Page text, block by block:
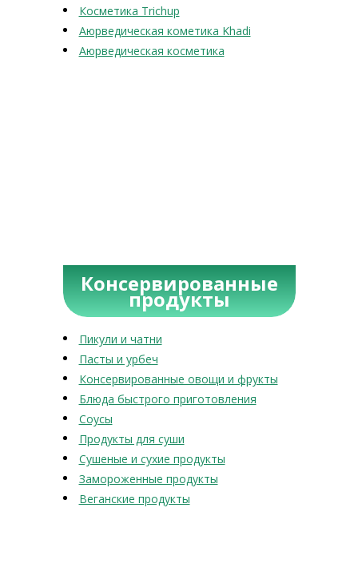
Косметика Trichup
Аюрведическая кометика Khadi
Аюрведическая косметика
Консервированные
продукты
Пикули и чатни
Пасты и урбеч
Консервированные овощи и фрукты
Блюда быстрого приготовления
Соусы
Продукты для суши
Сушеные и сухие продукты
Замороженные продукты
Веганские продукты